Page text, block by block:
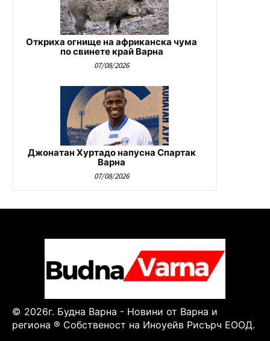
Откриха огнище на африканска чума
по свинете край Варна
07/08/2026
Джонатан Хуртадо напусна Спартак
Варна
07/08/2026
© 2026г. Будна Варна - Новини от Варна и
региона ® Собственост на Иноуейв Рисърч ЕООД.